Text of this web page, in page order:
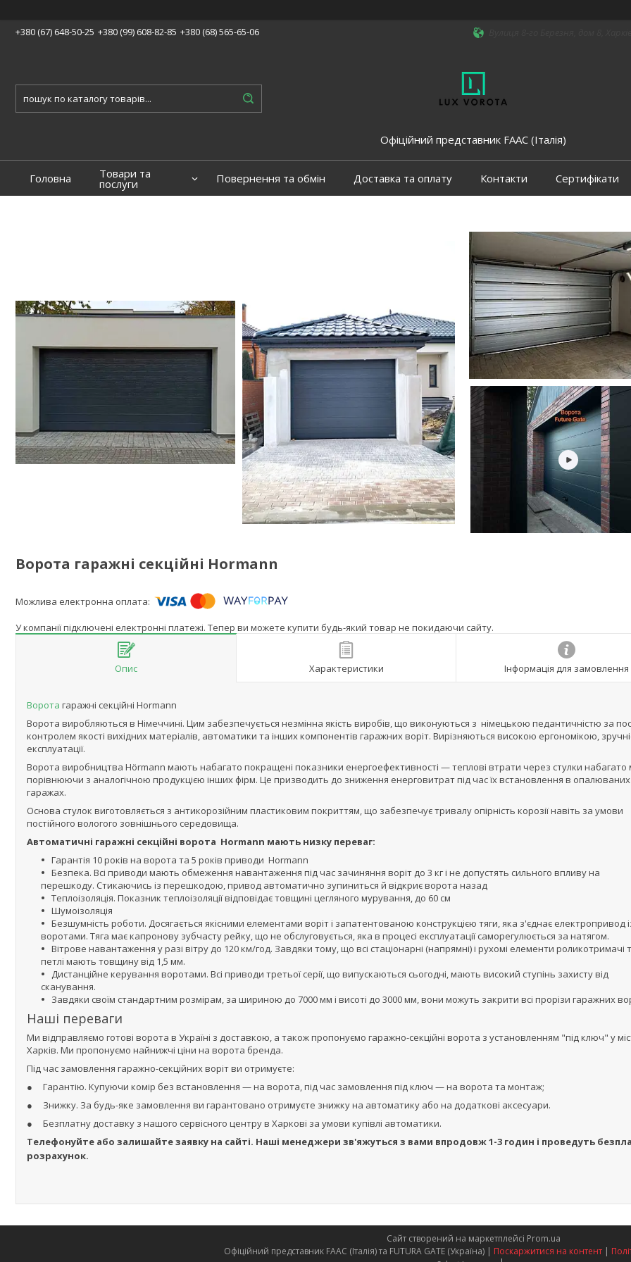
+380 (67) 648-50-25 +380 (99) 608-82-85 +380 (68) 565-65-06
Офіційний представник FAAC (Італія)
Головна Товари та
послуги Повернення та обмін Доставка та оплату Контакти Сертифікати
Ворота гаражні секційні Hormann
У компанії підключені електронні платежі. Тепер ви можете купити будь-який товар не покидаючи сайту.
Опис Характеристики Інформація для замовлення
Ворота гаражні секційні Hormann
Ворота виробляються в Німеччині. Цим забезпечується незмінна якість виробів, що виконуються з німецькою педантичністю за
контролем якості вихідних матеріалів, автоматики та інших компонентів гаражних воріт. Вирізняються високою ергономікою,
експлуатації.
Ворота виробництва Hörmann мають набагато покращені показники енергоефективності — теплові втрати через стулки
порівнюючи з аналогічною продукцією інших фірм. Це призводить до зниження енерговитрат під час їх встановлення в опалюваних
гаражах.
Основа стулок виготовляється з антикорозійним пластиковим покриттям, що забезпечує тривалу опірність корозії навіть за умови
постійного вологого зовнішнього середовища.
Автоматичні гаражні секційні ворота Hormann мають низку переваг:
Гарантія 10 років на ворота та 5 років приводи Hormann
Безпека. Всі приводи мають обмеження навантаження під час зачиняння воріт до 3 кг і не допустять сильного впливу на
перешкоду. Стикаючись із перешкодою, привод автоматично зупиниться й відкриє ворота назад
Теплоізоляція. Показник теплоізоляції відповідає товщині цегляного мурування, до 60 см
Шумоізоляція
Безшумність роботи. Досягається якісними елементами воріт і запатентованою конструкцією тяги, яка з'єднає електропривод
воротами. Тяга має капронову зубчасту рейку, що не обслуговується, яка в процесі експлуатації саморегулюється за натягом.
Вітрове навантаження у разі вітру до 120 км/год. Завдяки тому, що всі стаціонарні (напрямні) і рухомі елементи роликотримачі
петлі мають товщину від 1,5 мм.
Дистанційне керування воротами. Всі приводи третьої серії, що випускаються сьогодні, мають високий ступінь захисту від
сканування.
Завдяки своїм стандартним розмірам, за шириною до 7000 мм і висоті до 3000 мм, вони можуть закрити всі прорізи гаражних
Наші переваги
Ми відправляємо готові ворота в Україні з доставкою, а також пропонуємо гаражно-секційні ворота з установленням "під ключ" у
Харків. Ми пропонуємо найнижчі ціни на ворота бренда.
Під час замовлення гаражно-секційних воріт ви отримуєте:
● Гарантію. Купуючи комір без встановлення — на ворота, під час замовлення під ключ — на ворота та монтаж;
● Знижку. За будь-яке замовлення ви гарантовано отримуєте знижку на автоматику або на додаткові аксесуари.
● Безплатну доставку з нашого сервісного центру в Харкові за умови купівлі автоматики.
Телефонуйте або залишайте заявку на сайті. Наші менеджери зв'яжуться з вами впродовж 1-3 годин і проведуть
розрахунок.
Сайт створений на маркетплейсі Prom.ua
Офіційний представник FAAC (Італія) та FUTURA GATE (Україна) | Поскаржитися на контент |